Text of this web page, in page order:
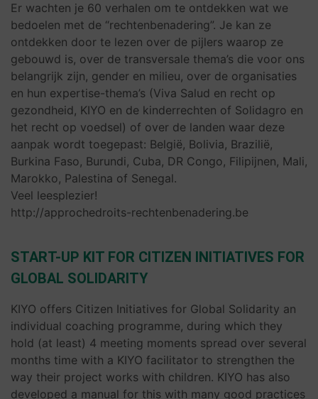
Er wachten je 60 verhalen om te ontdekken wat we
bedoelen met de “rechtenbenadering”. Je kan ze
ontdekken door te lezen over de pijlers waarop ze
gebouwd is, over de transversale thema’s die voor ons
belangrijk zijn, gender en milieu, over de organisaties
en hun expertise-thema’s (Viva Salud en recht op
gezondheid, KIYO en de kinderrechten of Solidagro en
het recht op voedsel) of over de landen waar deze
aanpak wordt toegepast: België, Bolivia, Brazilië,
Burkina Faso, Burundi, Cuba, DR Congo, Filipijnen, Mali,
Marokko, Palestina of Senegal.
Veel leesplezier!
http://approchedroits-rechtenbenadering.be
START-UP KIT FOR CITIZEN INITIATIVES FOR
GLOBAL SOLIDARITY
KIYO offers Citizen Initiatives for Global Solidarity an
individual coaching programme, during which they
hold (at least) 4 meeting moments spread over several
months time with a KIYO facilitator to strengthen the
way their project works with children. KIYO has also
developed a manual for this with many good practices